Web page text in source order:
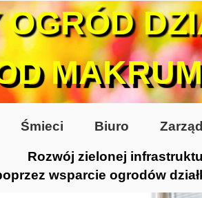
Rozwój zielonej
wsparcie ogrodów
Śmieci Biuro Zarząd
OGRÓD